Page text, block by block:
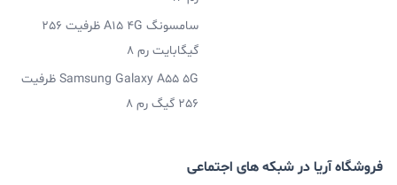
سامسونگ A15 4G ظرفیت 256
گیگابایت رم 8
Samsung Galaxy A55 5G ظرفیت
256 گیگ رم 8
فروشگاه آریا در شبکه های اجتماعی